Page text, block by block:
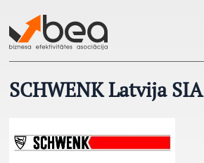
saturu
SCHWENK Latvija SIA